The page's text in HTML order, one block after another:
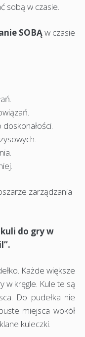
sobą w czasie.
SOBĄw czasie
zarządzania
do gry w
Każde większe
w kręgle. Kule te są
Do pudełka nie
miejsca wokół
kuleczki.